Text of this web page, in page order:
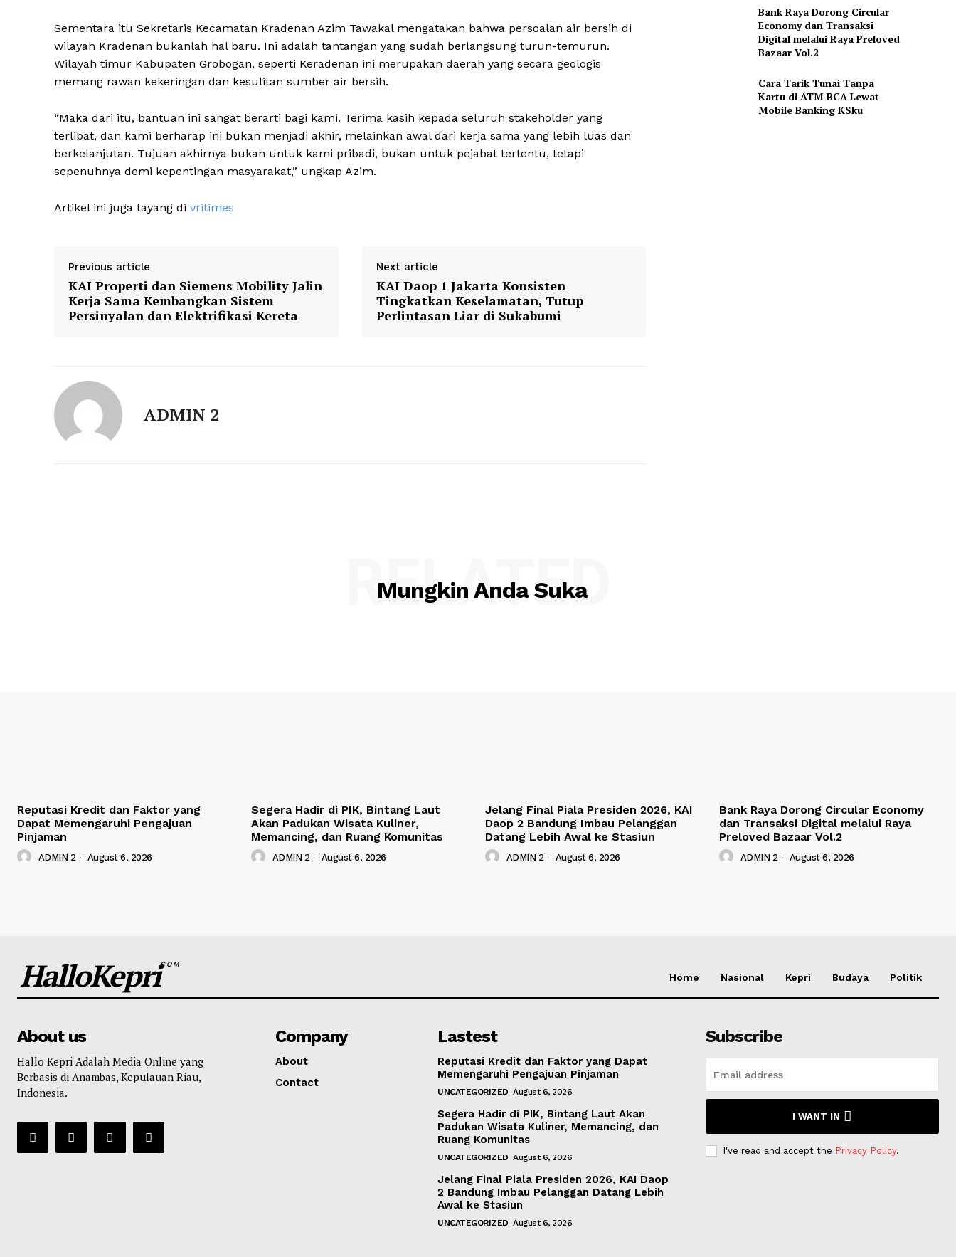
Sementara itu Sekretaris Kecamatan Kradenan Azim Tawakal mengatakan bahwa persoalan air bersih di
wilayah Kradenan bukanlah hal baru. Ini adalah tantangan yang sudah berlangsung turun-temurun.
Wilayah timur Kabupaten Grobogan, seperti Keradenan ini merupakan daerah yang secara geologis
memang rawan kekeringan dan kesulitan sumber air bersih.
“Maka dari itu, bantuan ini sangat berarti bagi kami. Terima kasih kepada seluruh stakeholder yang
terlibat, dan kami berharap ini bukan menjadi akhir, melainkan awal dari kerja sama yang lebih luas dan
berkelanjutan. Tujuan akhirnya bukan untuk kami pribadi, bukan untuk pejabat tertentu, tetapi
sepenuhnya demi kepentingan masyarakat,” ungkap Azim.
Artikel ini juga tayang di vritimes
Previous article
KAI Properti dan Siemens Mobility Jalin
Kerja Sama Kembangkan Sistem
Persinyalan dan Elektrifikasi Kereta
Next article
KAI Daop 1 Jakarta Konsisten
Tingkatkan Keselamatan, Tutup
Perlintasan Liar di Sukabumi
ADMIN 2
Bank Raya Dorong Circular
Economy dan Transaksi
Digital melalui Raya Preloved
Bazaar Vol.2
Cara Tarik Tunai Tanpa
Kartu di ATM BCA Lewat
Mobile Banking KSku
Mungkin Anda Suka
RELATED
Reputasi Kredit dan Faktor yang
Dapat Memengaruhi Pengajuan
Pinjaman
ADMIN 2 - August 6, 2026
Segera Hadir di PIK, Bintang Laut
Akan Padukan Wisata Kuliner,
Memancing, dan Ruang Komunitas
ADMIN 2 - August 6, 2026
Jelang Final Piala Presiden 2026, KAI
Daop 2 Bandung Imbau Pelanggan
Datang Lebih Awal ke Stasiun
ADMIN 2 - August 6, 2026
Bank Raya Dorong Circular Economy
dan Transaksi Digital melalui Raya
Preloved Bazaar Vol.2
ADMIN 2 - August 6, 2026
HalloKepriCOM
Home Nasional Kepri Budaya Politik
About us
Hallo Kepri Adalah Media Online yang
Berbasis di Anambas, Kepulauan Riau,
Indonesia.
Company
About
Contact
Lastest
Reputasi Kredit dan Faktor yang Dapat
Memengaruhi Pengajuan Pinjaman
UNCATEGORIZED August 6, 2026
Segera Hadir di PIK, Bintang Laut Akan
Padukan Wisata Kuliner, Memancing, dan
Ruang Komunitas
UNCATEGORIZED August 6, 2026
Jelang Final Piala Presiden 2026, KAI Daop
2 Bandung Imbau Pelanggan Datang Lebih
Awal ke Stasiun
UNCATEGORIZED August 6, 2026
Subscribe
I WANT IN
I've read and accept the Privacy Policy.